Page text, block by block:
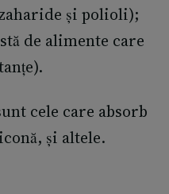
și polioli);
de alimente care
cele care absorb
și altele.